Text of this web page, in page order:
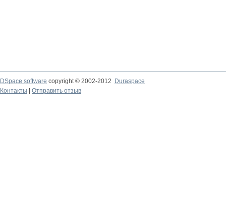
DSpace software copyright © 2002-2012
Duraspace
Контакты
Отправить отзыв